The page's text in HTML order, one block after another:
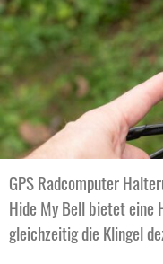
GPS Radcomputer
Hide My Bell bietet eine
gleichzeitig die Klingel